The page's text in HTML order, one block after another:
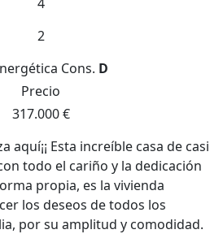
2
Cons. D
Precio
317.000 €
aquí¡¡ Esta increíble casa de casi
todo el cariño y la dedicación
propia, es la vivienda
los deseos de todos los
por su amplitud y comodidad.